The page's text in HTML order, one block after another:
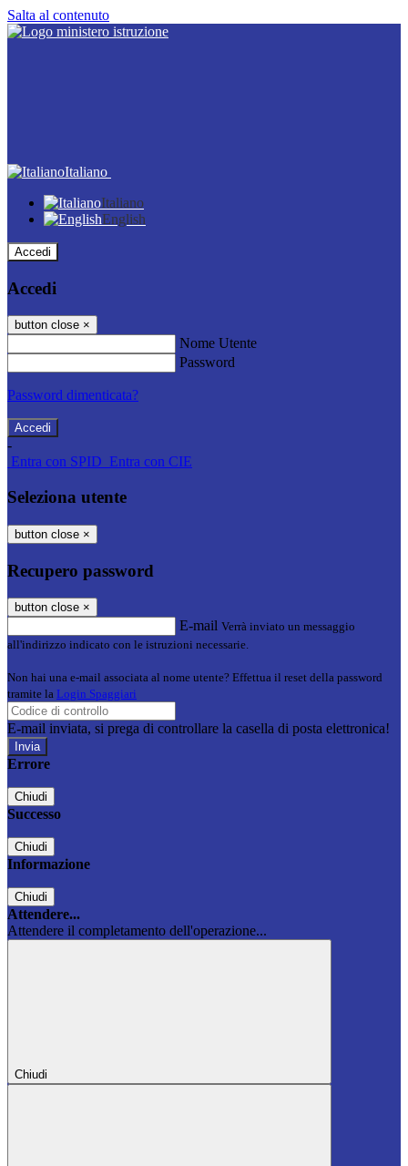
Salta al contenuto
Italiano
Italiano
English
Accedi
Accedi
button close ×
Nome Utente
Password
Password dimenticata?
-
Entra con SPID Entra con CIE
Seleziona utente
button close ×
Recupero password
button close ×
E-mail Verrà inviato un messaggio
all'indirizzo indicato con le istruzioni necessarie.
Non hai una e-mail associata al nome utente? Effettua il reset della password
tramite la Login Spaggiari
E-mail inviata, si prega di controllare la casella di posta elettronica!
Errore
Chiudi
Successo
Chiudi
Informazione
Chiudi
Attendere...
Attendere il completamento dell'operazione...
Chiudi